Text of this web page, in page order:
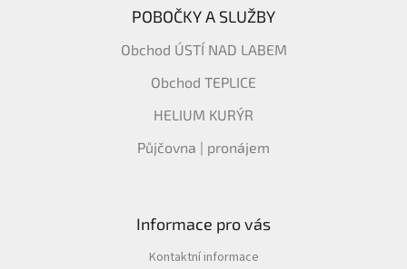
POBOČKY A SLUŽBY
Obchod ÚSTÍ NAD LABEM
Obchod TEPLICE
HELIUM KURÝR
Půjčovna | pronájem
Informace pro vás
Kontaktní informace